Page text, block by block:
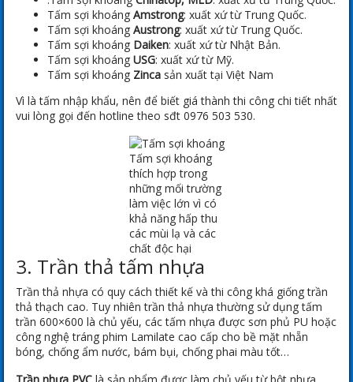
Tấm sợi khoáng Amstrong: xuất xứ từ Trung Quốc.
Tấm sợi khoáng Austrong: xuất xứ từ Trung Quốc.
Tấm sợi khoáng Daiken: xuất xứ từ Nhật Bản.
Tấm sợi khoáng USG: xuất xứ từ Mỹ.
Tấm sợi khoáng Zinca sản xuất tại Việt Nam
Vì là tấm nhập khẩu, nên để biết giá thành thi công chi tiết nhất
vui lòng gọi đến hotline theo sđt 0976 503 530.
Tấm sợi khoáng
thích hợp trong
những mối trường
làm việc lớn vì có
khả năng hấp thu
các mùi lạ và các
chất độc hại
3. Trần thả tấm nhựa
Trần thả nhựa có quy cách thiết kế và thi công khá giống trần
thả thạch cao. Tuy nhiên trần thả nhựa thường sử dụng tấm
trần 600×600 là chủ yếu, các tấm nhựa được sơn phủ PU hoặc
công nghệ tráng phim Lamilate cao cấp cho bề mặt nhẵn
bóng, chống ẩm nước, bám bụi, chống phai màu tốt…